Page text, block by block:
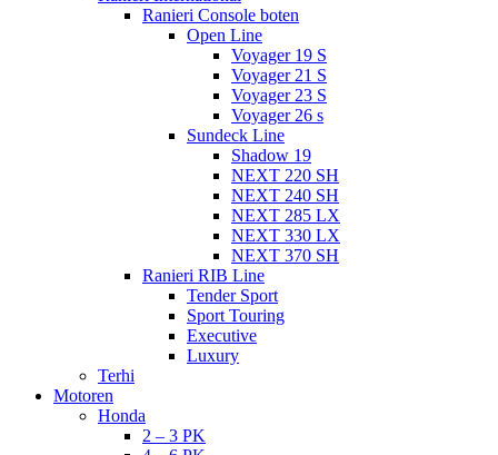
Ranieri Console boten
Open Line
Voyager 19 S
Voyager 21 S
Voyager 23 S
Voyager 26 s
Sundeck Line
Shadow 19
NEXT 220 SH
NEXT 240 SH
NEXT 285 LX
NEXT 330 LX
NEXT 370 SH
Ranieri RIB Line
Tender Sport
Sport Touring
Executive
Luxury
Terhi
Motoren
Honda
2 – 3 PK